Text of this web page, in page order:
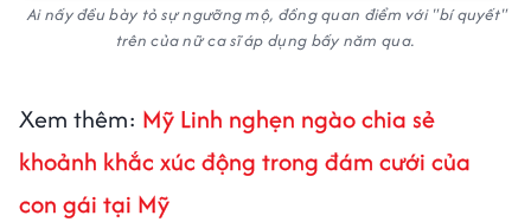
Ai nấy đều bày tỏ sự ngưỡng mộ, đồng quan điểm với "bí quyết"
trên của nữ ca sĩ áp dụng bấy năm qua.
Xem thêm: Mỹ Linh nghẹn ngào chia sẻ
khoảnh khắc xúc động trong đám cưới của
con gái tại Mỹ